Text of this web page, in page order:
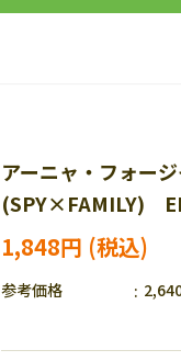
アーニャ・フォー
(SPY×FAMILY)
1,848円
参考価格